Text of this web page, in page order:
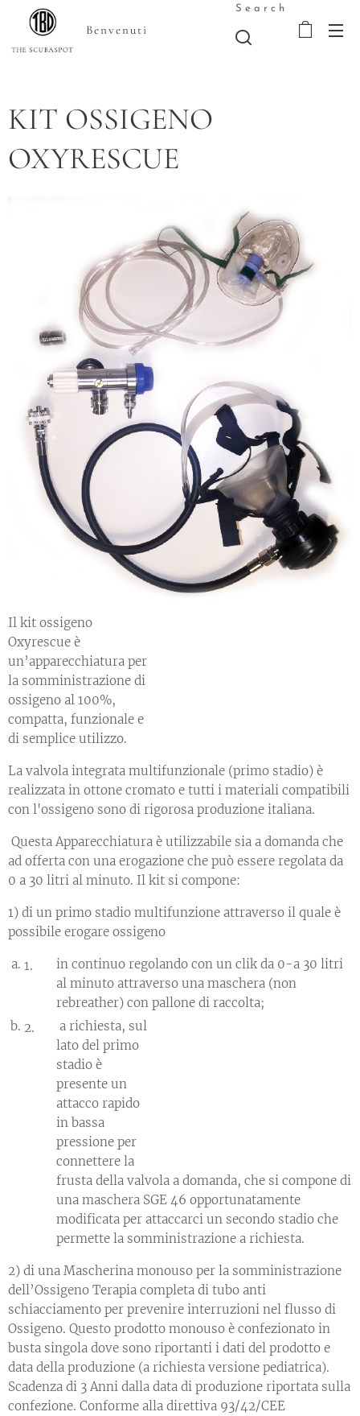
Benvenuti
Search
KIT OSSIGENO
OXYRESCUE
Il kit ossigeno
Oxyrescue è
un’apparecchiatura per
la somministrazione di
ossigeno al 100%,
compatta, funzionale e
di semplice utilizzo.
La valvola integrata multifunzionale (primo stadio) è
realizzata in ottone cromato e tutti i materiali compatibili
con l'ossigeno sono di rigorosa produzione italiana.
Questa Apparecchiatura è utilizzabile sia a domanda che
ad offerta con una erogazione che può essere regolata da
0 a 30 litri al minuto. Il kit si compone:
1) di un primo stadio multifunzione attraverso il quale è
possibile erogare ossigeno
in continuo regolando con un clik da 0-a 30 litri
al minuto attraverso una maschera (non
rebreather) con pallone di raccolta;
a richiesta, sul
lato del primo
stadio è
presente un
attacco rapido
in bassa
pressione per
connettere la
frusta della valvola a domanda, che si compone di
una maschera SGE 46 opportunatamente
modificata per attaccarci un secondo stadio che
permette la somministrazione a richiesta.
2) di una Mascherina monouso per la somministrazione
dell’Ossigeno Terapia completa di tubo anti
schiacciamento per prevenire interruzioni nel flusso di
Ossigeno. Questo prodotto monouso è confezionato in
busta singola dove sono riportanti i dati del prodotto e
data della produzione (a richiesta versione pediatrica).
Scadenza di 3 Anni dalla data di produzione riportata sulla
confezione. Conforme alla direttiva 93/42/CEE